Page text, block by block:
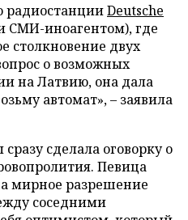
радиостанцииDeutsche
СМИ-иноагентом), где
столкновение двух
о возможных
на Латвию, она дала
автомат», – заявила
сделала оговорку о
Певица
мирное разрешение
соседними